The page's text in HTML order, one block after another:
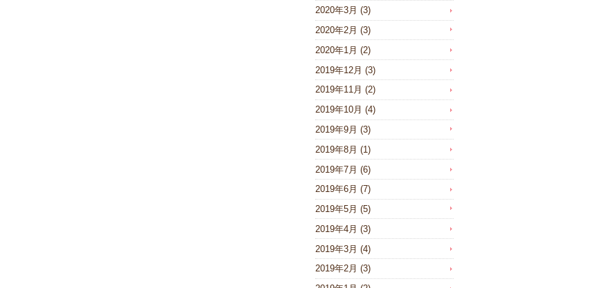
2020年3月 (3)
2020年2月 (3)
2020年1月 (2)
2019年12月 (3)
2019年11月 (2)
2019年10月 (4)
2019年9月 (3)
2019年8月 (1)
2019年7月 (6)
2019年6月 (7)
2019年5月 (5)
2019年4月 (3)
2019年3月 (4)
2019年2月 (3)